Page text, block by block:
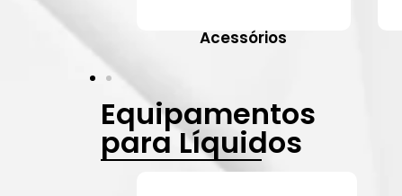
Acessórios
Equipamentos
para Líquidos